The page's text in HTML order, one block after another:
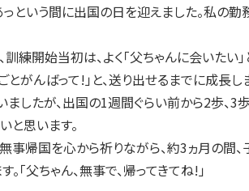
っという間に出国の日を迎えました。私の
練開始当初は、よく「父ちゃんに会いた
とがんばって!」と、送り出せるまでに成長
ましたが、出国の1週間ぐらい前から2歩、
と思います。
帰国を心から祈りながら、約3ヵ月の間、
「父ちゃん、無事で、帰ってきてね!」